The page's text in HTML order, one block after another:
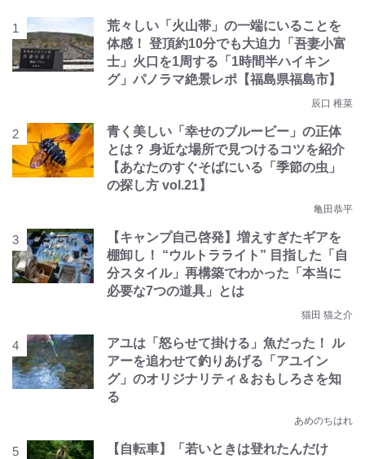
荒々しい「火山帯」の一端にいることを
体感！ 登頂約10分でも大迫力「吾妻小富
士」火口を1周する「1時間半ハイキン
グ」パノラマ絶景レポ【福島県福島市】
辰口 稚菜
青く美しい「幸せのブルービー」の正体
とは？ 身近な場所で見つけるコツを紹介
【あなたのすぐそばにいる「季節の虫」
の探し方 vol.21】
亀田恭平
【キャンプ自己啓発】増えすぎたギアを
棚卸し！ “ウルトラライト” 目指した「自
分スタイル」再構築でわかった「本当に
必要な7つの道具」とは
猫田 猫之介
アユは「怒らせて掛ける」魚だった！ ル
アーを追わせて釣りあげる「アユイン
グ」のオリジナリティ＆おもしろさを知
る
あめのちはれ
【自転車】「若いときは登れたんだけ